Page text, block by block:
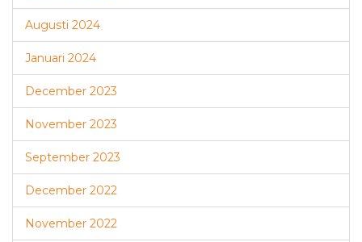
Augusti 2024
Januari 2024
December 2023
November 2023
September 2023
December 2022
November 2022